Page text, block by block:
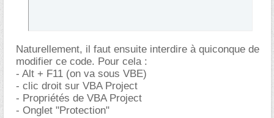
Naturellement, il faut ensuite interdire à quiconque de
modifier ce code. Pour cela :
- Alt + F11 (on va sous VBE)
- clic droit sur VBA Project
- Propriétés de VBA Project
- Onglet "Protection"